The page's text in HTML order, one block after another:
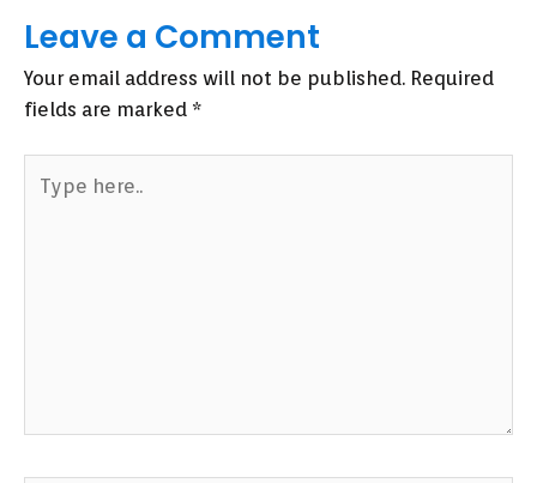
Leave a Comment
Your email address will not be published. Required
fields are marked *
here..